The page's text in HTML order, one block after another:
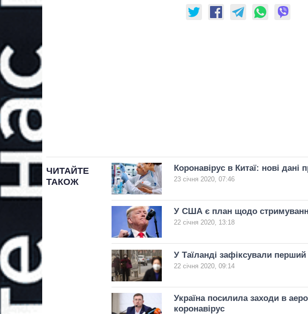
ЧИТАЙТЕ
ТАКОЖ
Коронавірус в Китаї: нові дані
23 січня 2020, 07:46
У США є план щодо
22 січня 2020, 13:18
У Таїланді зафіксували
22 січня 2020, 09:14
Україна посилила заходи в
коронавірус